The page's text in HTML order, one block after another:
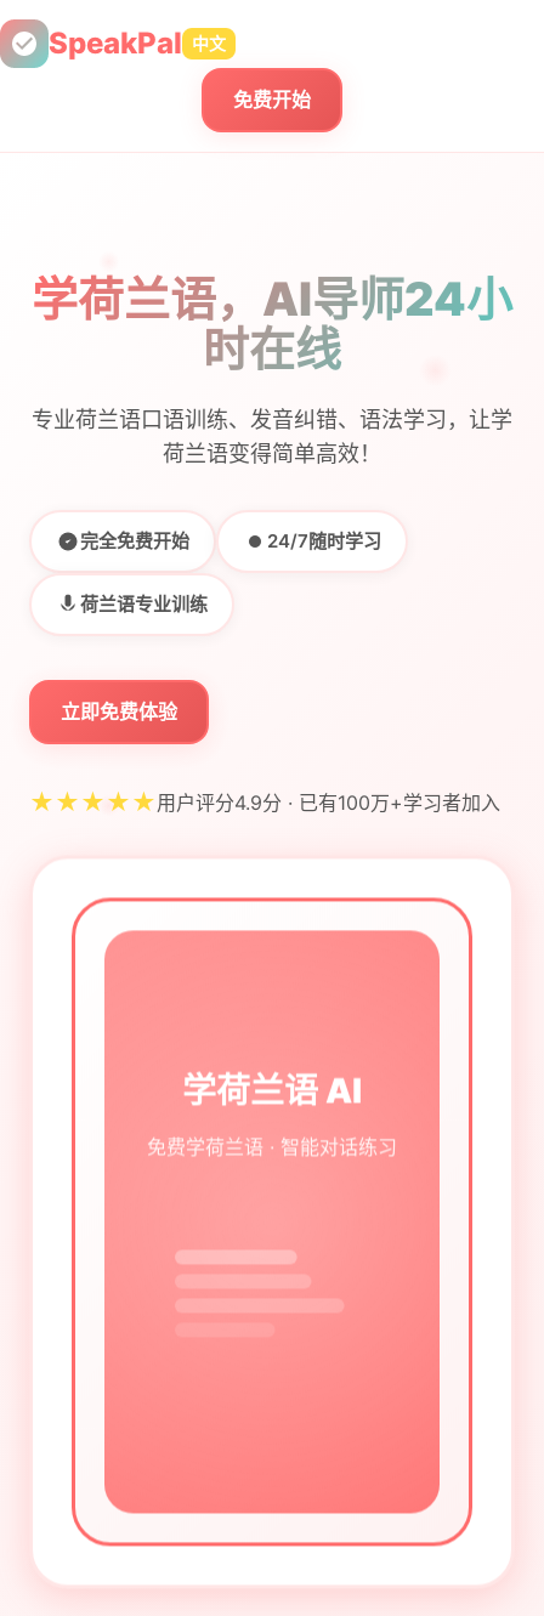
SpeakPal 中文
免费开始
学荷兰语，AI导师24小
时在线
专业荷兰语口语训练、发音纠错、语法学习，让学
荷兰语变得简单高效！
完全免费开始 24/7随时学习
荷兰语专业训练
立即免费体验
★★★★★用户评分4.9分 · 已有100万+学习者加入
学荷兰语 AI
免费学荷兰语 · 智能对话练习